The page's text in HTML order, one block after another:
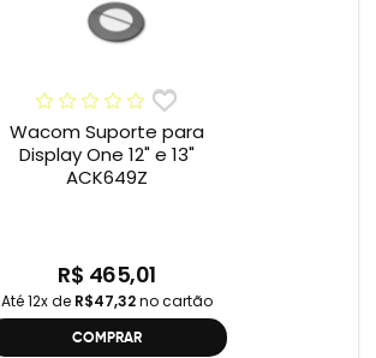
Wacom Suporte para
Display One 12" e 13"
ACK649Z
R$ 465,01
Até 12x de R$47,32no cartão
COMPRAR